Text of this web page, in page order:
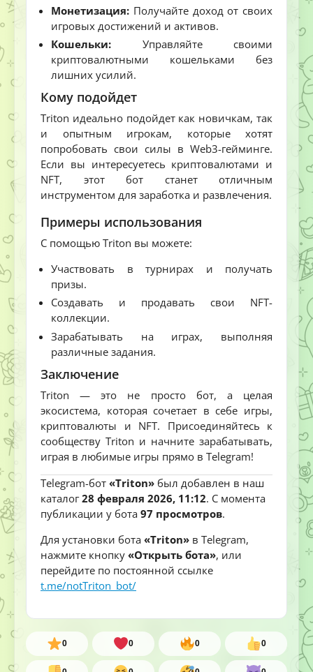
Монетизация: Получайте доход от своих
игровых достижений и активов.
Кошельки: Управляйте своими
криптовалютными кошельками без
лишних усилий.
Кому подойдет
Triton идеально подойдет как новичкам, так
и опытным игрокам, которые хотят
попробовать свои силы в Web3-гейминге.
Если вы интересуетесь криптовалютами и
NFT, этот бот станет отличным
инструментом для заработка и развлечения.
Примеры использования
С помощью Triton вы можете:
Участвовать в турнирах и получать
призы.
Создавать и продавать свои NFT-
коллекции.
Зарабатывать на играх, выполняя
различные задания.
Заключение
Triton — это не просто бот, а целая
экосистема, которая сочетает в себе игры,
криптовалюты и NFT. Присоединяйтесь к
сообществу Triton и начните зарабатывать,
играя в любимые игры прямо в Telegram!
Telegram-бот «Triton» был добавлен в наш
каталог28 февраля 2026, 11:12. С момента
публикации у бота 97 просмотров.
Для установки бота «Triton» в Telegram,
нажмите кнопку «Открыть бота», или
перейдите по постоянной ссылке
t.me/notTriton_bot/
0 0 0 0